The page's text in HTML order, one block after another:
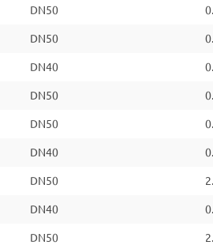
DN50
DN50
DN40
DN50
DN50
DN40
DN50
DN40
DN50